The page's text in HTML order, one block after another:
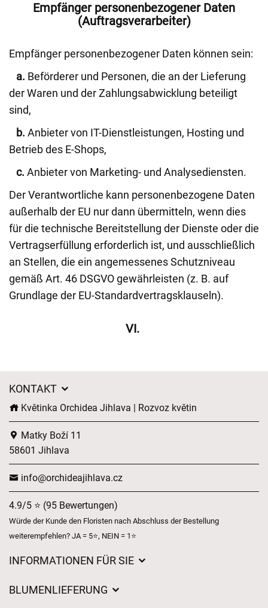
Empfänger personenbezogener Daten
(Auftragsverarbeiter)
Empfänger personenbezogener Daten können sein:
a. Beförderer und Personen, die an der Lieferung
der Waren und der Zahlungsabwicklung beteiligt
sind,
b. Anbieter von IT-Dienstleistungen, Hosting und
Betrieb des E-Shops,
c. Anbieter von Marketing- und Analysediensten.
Der Verantwortliche kann personenbezogene Daten
außerhalb der EU nur dann übermitteln, wenn dies
für die technische Bereitstellung der Dienste oder die
Vertragserfüllung erforderlich ist, und ausschließlich
an Stellen, die ein angemessenes Schutzniveau
gemäß Art. 46 DSGVO gewährleisten (z. B. auf
Grundlage der EU-Standardvertragsklauseln).
VI.
KONTAKT
Květinka Orchidea Jihlava | Rozvoz květin
Matky Boží 11
58601 Jihlava
info@orchideajihlava.cz
4.9/5 ⭐ (95 Bewertungen)
Würde der Kunde den Floristen nach Abschluss der Bestellung
weiterempfehlen? JA = 5⭐, NEIN = 1⭐
INFORMATIONEN FÜR SIE
BLUMENLIEFERUNG